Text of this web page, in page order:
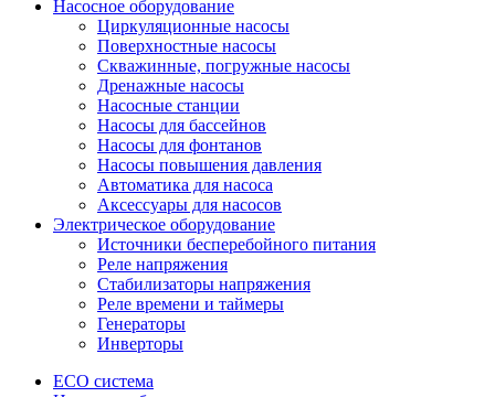
Насосное оборудование
Циркуляционные насосы
Поверхностные насосы
Скважинные, погружные насосы
Дренажные насосы
Насосные станции
Насосы для бассейнов
Насосы для фонтанов
Насосы повышения давления
Автоматика для насоса
Аксессуары для насосов
Электрическое оборудование
Источники бесперебойного питания
Реле напряжения
Стабилизаторы напряжения
Реле времени и таймеры
Генераторы
Инверторы
ECO система